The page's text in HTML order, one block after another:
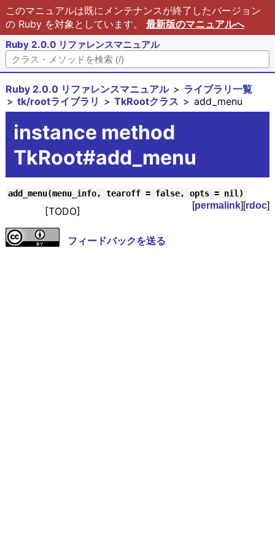
このマニュアルは既にメンテナンスが終了したバージョン
の Ruby を対象としています。 最新版のマニュアルへ
Ruby 2.0.0 リファレンスマニュアル
Ruby 2.0.0 リファレンスマニュアル
ライブラリ一覧
tk/rootライブラリ
TkRootクラス add_menu
instance method
TkRoot#add_menu
add_menu(menu_info, tearoff = false, opts = nil)
[permalink][rdoc]
[TODO]
フィードバックを送る